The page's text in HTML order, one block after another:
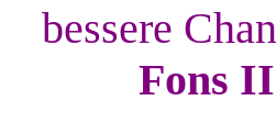
bessere
Fons